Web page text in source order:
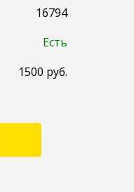
16794
Есть
1500 руб.